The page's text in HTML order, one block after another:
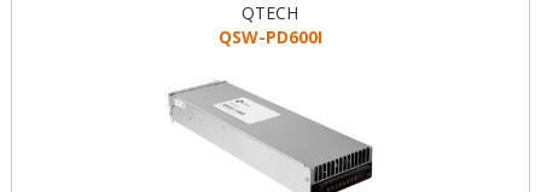
QTECH
QSW-PD600I